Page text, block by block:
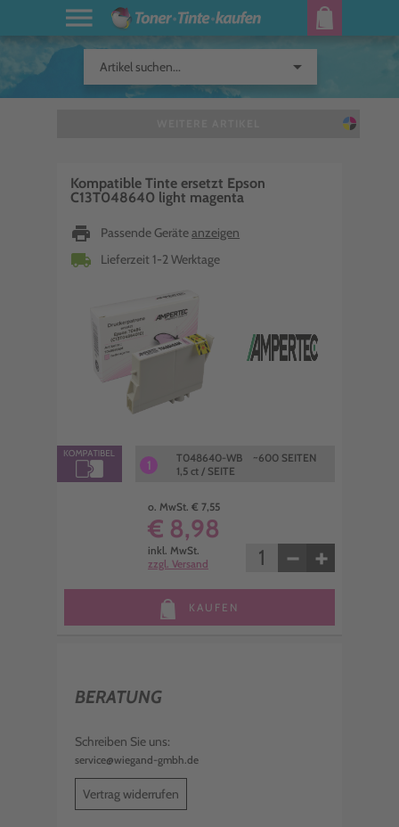
Artikel suchen... arrow_drop_down
Kompatible Tinte ersetzt Epson
C13T048640 light magenta
print Passende Geräteanzeigen
local_shipping Lieferzeit 1-2 Werktage
1
T048640-WB ~600 SEITEN
1,5 ct / SEITE
o. MwSt. € 7,55
€ 8,98
inkl. MwSt.
zzgl. Versand
− +
KAUFEN
BERATUNG
Schreiben Sie uns:
service@wiegand-gmbh.de
Vertrag widerrufen